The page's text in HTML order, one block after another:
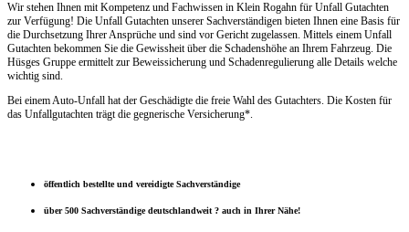
Wir stehen Ihnen mit Kompetenz und Fachwissen in Klein Rogahn für Unfall Gutachten
zur Verfügung! Die Unfall Gutachten unserer Sachverständigen bieten Ihnen eine Basis für
die Durchsetzung Ihrer Ansprüche und sind vor Gericht zugelassen. Mittels einem Unfall
Gutachten bekommen Sie die Gewissheit über die Schadenshöhe an Ihrem Fahrzeug. Die
Hüsges Gruppe ermittelt zur Beweissicherung und Schadenregulierung alle Details welche
wichtig sind.
Bei einem Auto-Unfall hat der Geschädigte die freie Wahl des Gutachters. Die Kosten für
das Unfallgutachten trägt die gegnerische Versicherung*.
öffentlich bestellte und vereidigte Sachverständige
über 500 Sachverständige deutschlandweit ? auch in Ihrer Nähe!